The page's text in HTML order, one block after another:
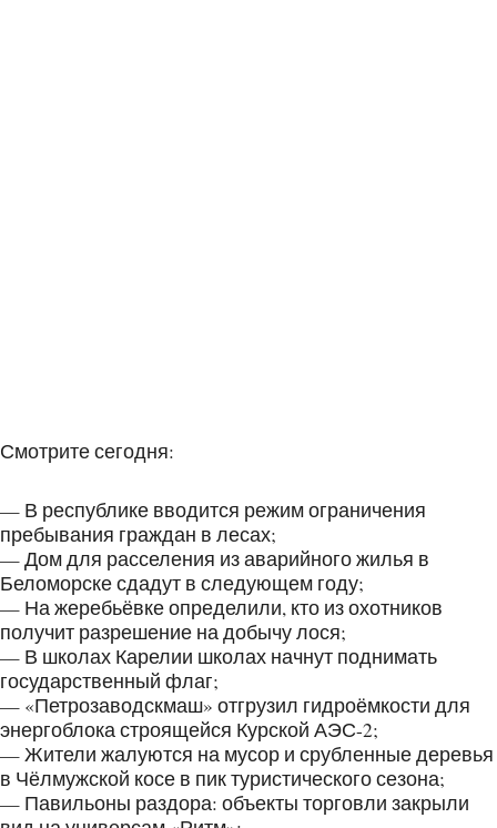
Смотрите сегодня:
— В республике вводится режим ограничения
пребывания граждан в лесах;
— Дом для расселения из аварийного жилья в
Беломорске сдадут в следующем году;
— На жеребьёвке определили, кто из охотников
получит разрешение на добычу лося;
— В школах Карелии школах начнут поднимать
государственный флаг;
— «Петрозаводскмаш» отгрузил гидроёмкости для
энергоблока строящейся Курской АЭС-2;
— Жители жалуются на мусор и срубленные деревья
в Чёлмужской косе в пик туристического сезона;
— Павильоны раздора: объекты торговли закрыли